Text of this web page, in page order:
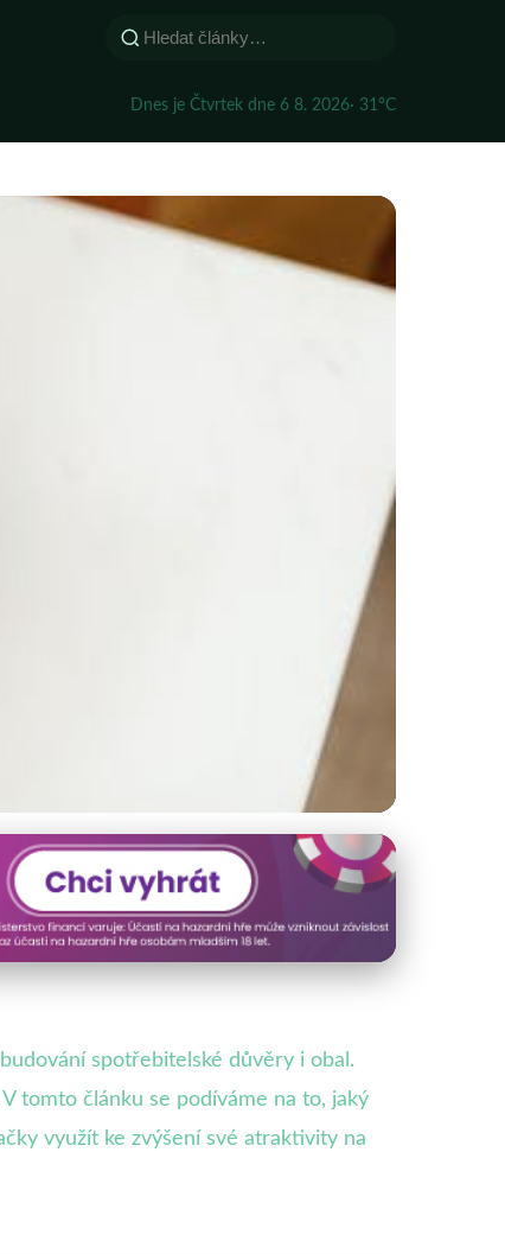
Dnes je Čtvrtek dne 6 8. 2026· 31°C
spotřebitelské důvěry i obal.
tomto článku se podíváme na to, jaký
využít ke zvýšení své atraktivity na